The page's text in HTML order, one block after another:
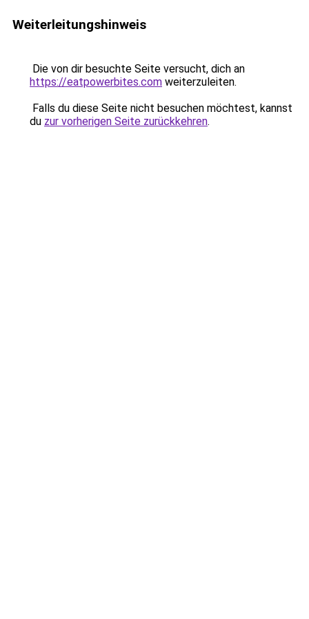
Weiterleitungshinweis
Die von dir besuchte Seite versucht, dich an
https://eatpowerbites.com weiterzuleiten.
Falls du diese Seite nicht besuchen möchtest, kannst
du zur vorherigen Seite zurückkehren.